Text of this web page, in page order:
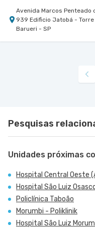
Avenida Marcos Penteado
939 Edificio Jatobá - Torre
Barueri - SP
Centro Médico São
Rua Engenheiro Oscar
Pesquisas
Unidades próximas
Hospital Central Oeste
Hospital São Luiz
Policlínica Taboão
Morumbi - Poliklinik
Hospital São Luiz